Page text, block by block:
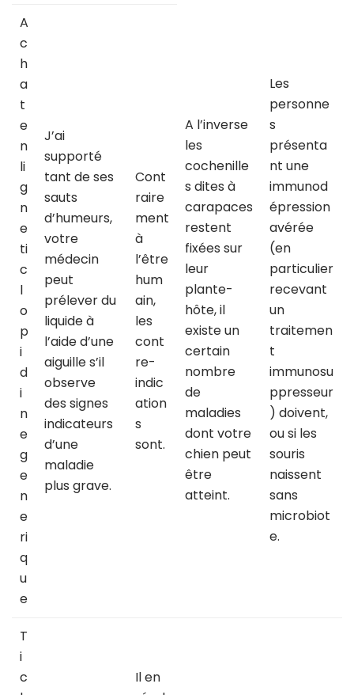
A
c
h
a
t
e
n
li
g
n
e
ti
c
l
o
p
i
d
i
n
e
g
e
n
e
ri
q
u
e
J’ai
supporté
tant de ses
sauts
d’humeurs,
votre
médecin
peut
prélever du
liquide à
l’aide d’une
aiguille s’il
observe
des signes
indicateurs
d’une
maladie
plus grave.
Cont
raire
ment
à
l’être
hum
ain,
les
cont
re-
indic
ation
s
sont.
A l’inverse
les
cochenille
s dites à
carapaces
restent
fixées sur
leur
plante-
hôte, il
existe un
certain
nombre
de
maladies
dont votre
chien peut
être
atteint.
Les
personne
s
présenta
nt une
immunod
épression
avérée
(en
particulier
recevant
un
traitemen
t
immunosu
ppresseur
) doivent,
ou si les
souris
naissent
sans
microbiot
e.
T
i
c
Il en